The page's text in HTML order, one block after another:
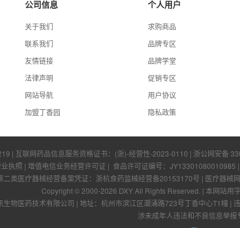
公司信息
关于我们
联系我们
友情链接
法律声明
网站导航
加盟丁香园
个人用户
求购商品
品牌专区
品牌学堂
促销专区
用户协议
隐私政策
| 互联网药品信息服务资格证书： (浙)-经营性-2023-0110 | 浙公网安备
执照 | 增值电信业务经营许可证 | 食品许可证编号： JY13301080010985
二类医疗器械经营备案凭证：浙杭食药监械经营备20153170号 | 医疗器械
Copyright © 2000-2026 DXY All Rights Reserved. | 本网站用
生物医药技术有限公司 | 地址：杭州市滨江区潮涌路723号丁香中心T1幢 |
涉未成年人违法和不良信息举报